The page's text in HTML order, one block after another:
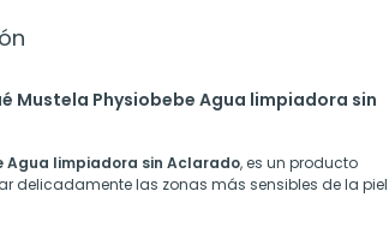
Mustela Physiobebe Agua limpiadora sin
Agua limpiadora sin Aclarado, es un producto
delicadamente las zonas más sensibles de la piel